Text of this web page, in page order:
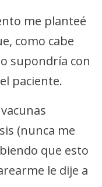
me planteé
como cabe
supondría con
paciente.
(nunca me
que esto
le dije a